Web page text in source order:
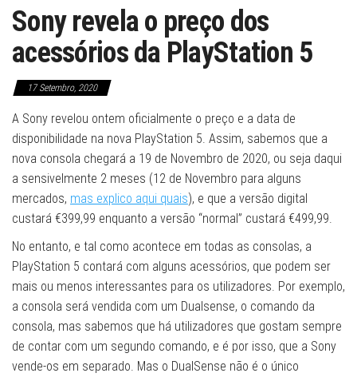
Sony revela o preço dos
acessórios da PlayStation 5
17 Setembro, 2020
A Sony revelou ontem oficialmente o preço e a data de
disponibilidade na nova PlayStation 5. Assim, sabemos que a
nova consola chegará a 19 de Novembro de 2020, ou seja daqui
a sensivelmente 2 meses (12 de Novembro para alguns
mercados, mas explico aqui quais), e que a versão digital
custará €399,99 enquanto a versão “normal” custará €499,99.
No entanto, e tal como acontece em todas as consolas, a
PlayStation 5 contará com alguns acessórios, que podem ser
mais ou menos interessantes para os utilizadores. Por exemplo,
a consola será vendida com um Dualsense, o comando da
consola, mas sabemos que há utilizadores que gostam sempre
de contar com um segundo comando, e é por isso, que a Sony
vende-os em separado. Mas o DualSense não é o único